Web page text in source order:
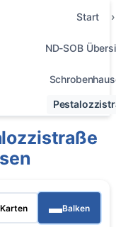
Start
ND-SOB
Karten ▬Balken